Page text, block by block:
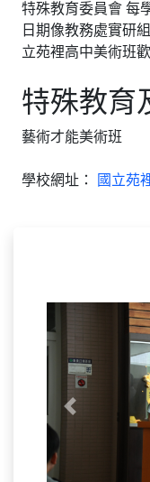
特殊教育委員會 每
日期像教務處實研
立苑裡高中美術班
特殊教育
藝術才能美術班
學校網址： 國立苑
Previous